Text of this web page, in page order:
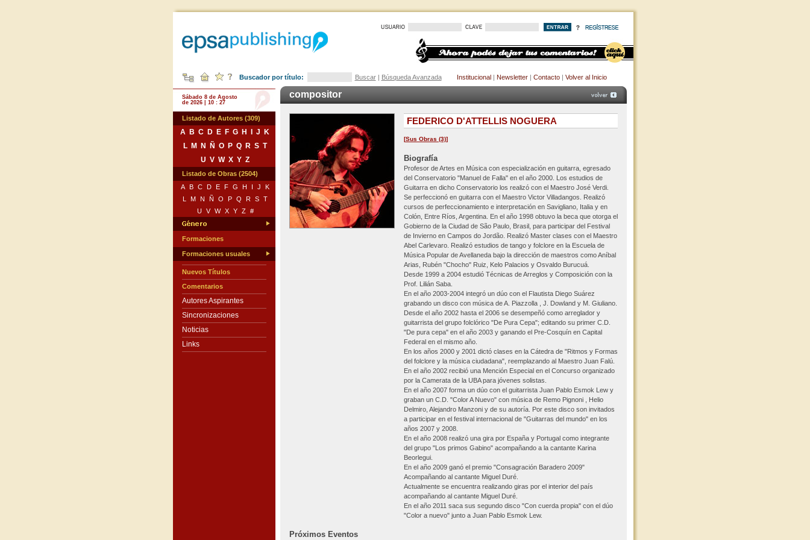
Buscador por título: Buscar| Búsqueda Avanzada Institucional| Newsletter| Contacto| Volver al Inicio
Sábado 8 de Agosto
de 2026 | 10 : 27
Listado de Autores (309)
A B C D E F G H J
K
L
M N Ñ O P Q R S T
U V W X Y Z
Listado de Obras (2504)
A
B C D E F G H I J
K
L
M N Ñ O P Q R S T
U
V W X Y Z #
Formaciones
Formaciones usuales
Nuevos Títulos
Comentarios
Autores Aspirantes
Sincronizaciones
Noticias
Links
compositor
FEDERICO D'ATTELLIS NOGUERA
[Sus Obras (3)]
Biografía
Profesor de Artes en Música con especialización en guitarra, egresado
del Conservatorio "Manuel de Falla" en el año 2000. Los estudios de
Guitarra en dicho Conservatorio los realizó con el Maestro José Verdi.
Se perfeccionó en guitarra con el Maestro Victor Villadangos. Realizó
cursos de perfeccionamiento e interpretación en Savigliano, Italia y en
Colón, Entre Ríos, Argentina. En el año 1998 obtuvo la beca que otorga el
Gobierno de la Ciudad de São Paulo, Brasil, para participar del Festival
de Invierno en Campos do Jordão. Realizó Master clases con el Maestro
Abel Carlevaro. Realizó estudios de tango y folclore en la Escuela de
Música Popular de Avellaneda bajo la dirección de maestros como Aníbal
Arias, Rubén "Chocho" Ruiz, Kelo Palacios y Osvaldo Burucuá.
Desde 1999 a 2004 estudió Técnicas de Arreglos y Composición con la
Prof. Lilián Saba.
En el año 2003-2004 integró un dúo con el Flautista Diego Suárez
grabando un disco con música de A. Piazzolla , J. Dowland y M. Giuliano.
Desde el año 2002 hasta el 2006 se desempeñó como arreglador y
guitarrista del grupo folclórico "De Pura Cepa"; editando su primer C.D.
"De pura cepa" en el año 2003 y ganando el Pre-Cosquín en Capital
Federal en el mismo año.
En los años 2000 y 2001 dictó clases en la Cátedra de "Ritmos y Formas
del folclore y la música ciudadana", reemplazando al Maestro Juan Falú.
En el año 2002 recibió una Mención Especial en el Concurso organizado
por la Camerata de la UBA para jóvenes solistas.
En el año 2007 forma un dúo con el guitarrista Juan Pablo Esmok Lew y
graban un C.D. "Color A Nuevo" con música de Remo Pignoni , Helio
Delmiro, Alejandro Manzoni y de su autoría. Por este disco son invitados
a participar en el festival internacional de "Guitarras del mundo" en los
años 2007 y 2008.
En el año 2008 realizó una gira por España y Portugal como integrante
del grupo "Los primos Gabino" acompañando a la cantante Karina
Beorlegui.
En el año 2009 ganó el premio "Consagración Baradero 2009"
Acompañando al cantante Miguel Duré.
Actualmente se encuentra realizando giras por el interior del país
acompañando al cantante Miguel Duré.
En el año 2011 saca sus segundo disco "Con cuerda propia" con el dúo
"Color a nuevo" junto a Juan Pablo Esmok Lew.
Próximos Eventos